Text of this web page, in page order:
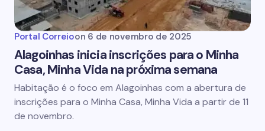
Portal Correioon 6 de novembro de 2025
Alagoinhas inicia inscrições para o Minha
Casa, Minha Vida na próxima semana
Habitação é o foco em Alagoinhas com a abertura de
inscrições para o Minha Casa, Minha Vida a partir de 11
de novembro.